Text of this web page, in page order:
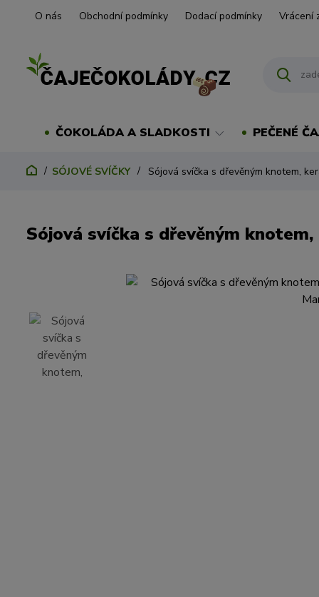
O nás Obchodní podmínky Dodací podmínky Vrácení
ČOKOLÁDA A SLADKOSTI PEČENÉ
SÓJOVÉ SVÍČKY Sójová svíčka s dřevěným knotem,
Sójová svíčka s dřevěným